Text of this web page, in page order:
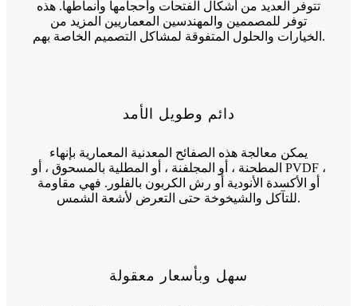
تتوفر العديد من أشكال الفتحات وأحجامها وأنماطها. هذه
توفر للمصممين والمهندسين المعماريين المزيد من
الخيارات والحلول المتفوقة لمشاكل التصميم الخاصة بهم.
دائم وطويل الأمد
يمكن معالجة هذه الصفائح المعدنية المعمارية بإنهاء
المطحنة ، أو المجلفنة ، أو المطلية بالمسحوق ، أو PVDF ،
أو الأكسدة الأنودية أو رش الكربون بالفلور. فهي مقاومة
للتآكل والشيخوخة حتى التعرض لأشعة الشمس.
سهل وبأسعار معقولة